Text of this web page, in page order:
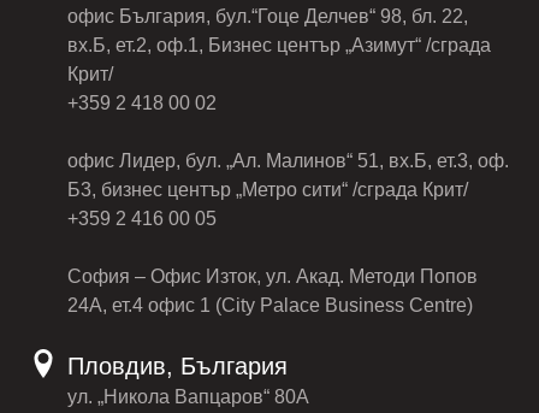
офис България, бул.“Гоце Делчев“ 98, бл. 22,
вх.Б, ет.2, оф.1, Бизнес център „Азимут“ /сграда
Крит/
+359 2 418 00 02
офис Лидер, бул. „Ал. Малинов“ 51, вх.Б, ет.3, оф.
Б3, бизнес център „Метро сити“ /сграда Крит/
+359 2 416 00 05
София – Офис Изток, ул. Акад. Методи Попов
24А, ет.4 офис 1 (City Palace Business Centre)
Пловдив, България
ул. „Никола Вапцаров“ 80А